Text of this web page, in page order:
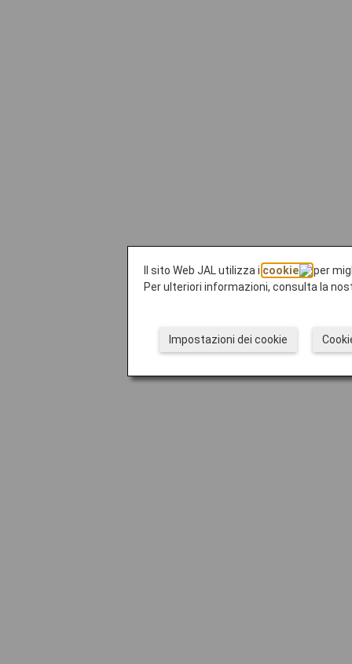
Il sito Web JAL utilizza i cookie
per
Per ulteriori informazioni, consulta la
Impostazioni dei cookie